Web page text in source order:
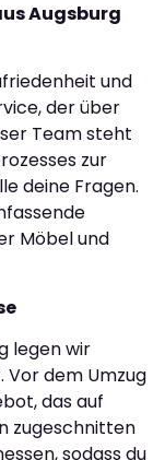
Augsburg
und
der über
Team steht
zur
deine Fragen.
Möbel und
legen wir
dem Umzug
das auf
zugeschnitten
sodass du